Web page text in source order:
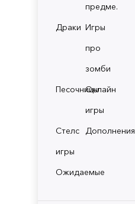
предме.
Драки Игры
про
зомби
ПесочницыОнлайн
игры
Стелс
игры
Дополнения
Ожидаемые